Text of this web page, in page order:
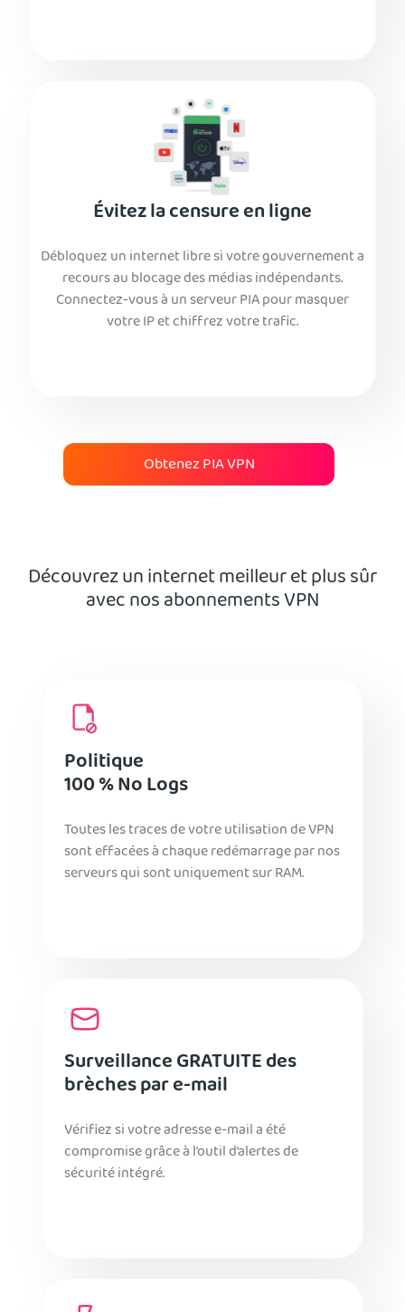
Évitez la censure en ligne
Débloquez un internet libre si votre gouvernement a
recours au blocage des médias indépendants.
Connectez-vous à un serveur PIA pour masquer
votre IP et chiffrez votre trafic.
Obtenez PIA VPN
Découvrez un internet meilleur et plus sûr
avec nos abonnements VPN
Politique
100 % No Logs
Toutes les traces de votre utilisation de VPN
sont effacées à chaque redémarrage par nos
serveurs qui sont uniquement sur RAM.
Surveillance GRATUITE des
brèches par e-mail
Vérifiez si votre adresse e-mail a été
compromise grâce à l’outil d’alertes de
sécurité intégré.